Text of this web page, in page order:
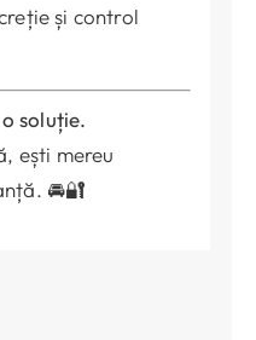
și control
soluție.
ești mereu
🚘🔐